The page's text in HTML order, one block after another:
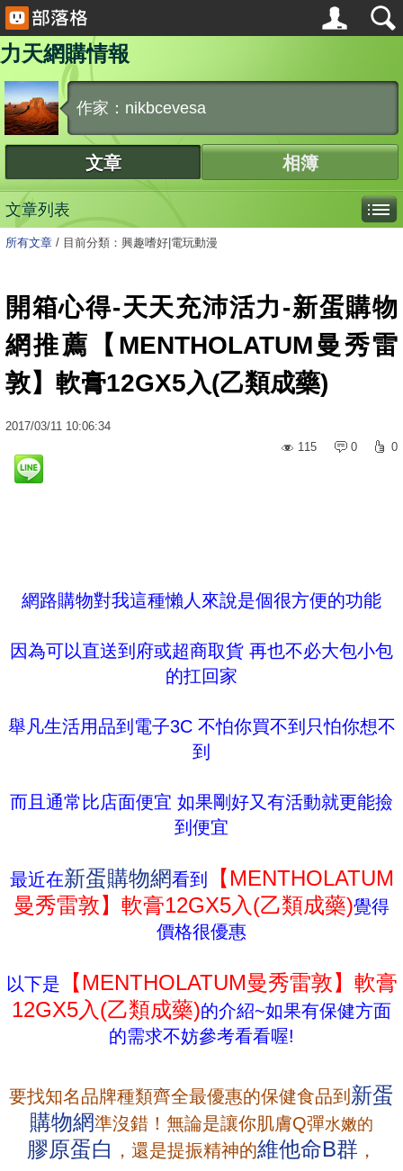
力天網購情報
作家：nikbcevesa
文章 相簿
文章列表
所有文章 / 目前分類：興趣嗜好|電玩動漫
開箱心得-天天充沛活力-新蛋購物
網推薦【MENTHOLATUM曼秀雷
敦】軟膏12GX5入(乙類成藥)
2017/03/11 10:06:34
115
0 0
網路購物對我這種懶人來說是個很方便的功能
因為可以直送到府或超商取貨 再也不必大包小包
的扛回家
舉凡生活用品到電子3C 不怕你買不到只怕你想不
到
而且通常比店面便宜 如果剛好又有活動就更能撿
到便宜
最近在新蛋購物網看到
【MENTHOLATUM
曼秀雷敦】軟膏12GX5入(乙類成藥)覺得
價格很優惠
以下是
【MENTHOLATUM曼秀雷敦】軟膏
12GX5入(乙類成藥)的介紹~如果有保健方面
的需求不妨參考看看喔!
要找知名品牌種類齊全最優惠的保健食品到 新蛋
購物網準沒錯！無論是讓你肌膚Q彈水嫩的
膠原蛋白 ，還是提振精神的維他命B群 ，